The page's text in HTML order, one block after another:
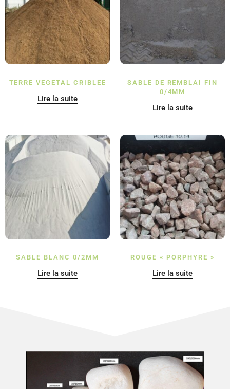
TERRE VEGETAL CRIBLEE
Lire la suite
SABLE DE REMBLAI FIN
0/4MM
Lire la suite
SABLE BLANC 0/2MM
Lire la suite
ROUGE « PORPHYRE »
Lire la suite